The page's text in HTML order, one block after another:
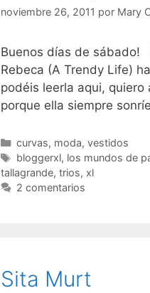
noviembre 26, 2011 por Mary
Buenos días de sábado!
Rebeca (A Trendy Life)
podéis leerla aqui,
porque ella siempre
Categorías
curvas, moda, vestidos
Etiquetas
bloggerxl, los mundos de
tallagrande, trios, xl
2 comentarios
Sita Murt